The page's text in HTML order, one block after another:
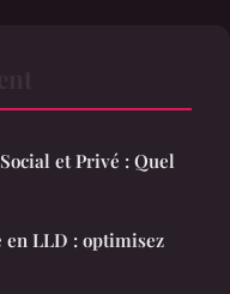
et Privé : Quel
LLD : optimisez